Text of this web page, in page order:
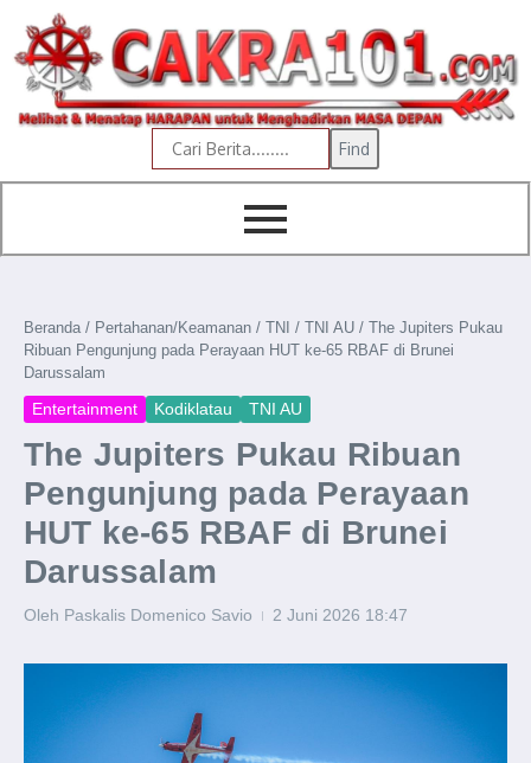
content
Find
Beranda / Pertahanan/Keamanan / TNI / TNI AU / The Jupiters Pukau
Ribuan Pengunjung pada Perayaan HUT ke-65 RBAF di Brunei
Darussalam
Entertainment Kodiklatau TNI AU
The Jupiters Pukau Ribuan
Pengunjung pada Perayaan
HUT ke-65 RBAF di Brunei
Darussalam
Oleh Paskalis Domenico Savio 2 Juni 2026 18:47